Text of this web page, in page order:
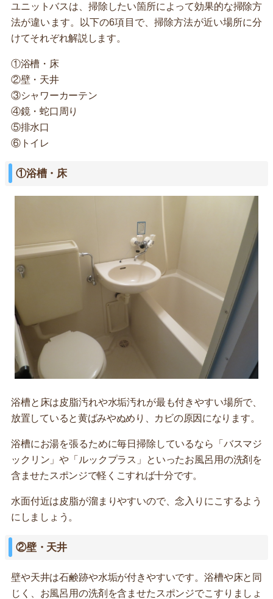
ユニットバスは、掃除したい箇所によって効果的な掃除方
法が違います。以下の6項目で、掃除方法が近い場所に分
けてそれぞれ解説します。
①浴槽・床
②壁・天井
③シャワーカーテン
④鏡・蛇口周り
⑤排水口
⑥トイレ
①浴槽・床
浴槽と床は皮脂汚れや水垢汚れが最も付きやすい場所で、
放置していると黄ばみやぬめり、カビの原因になります。
浴槽にお湯を張るために毎日掃除しているなら「バスマジ
ックリン」や「ルックプラス」といったお風呂用の洗剤を
含ませたスポンジで軽くこすれば十分です。
水面付近は皮脂が溜まりやすいので、念入りにこするよう
にしましょう。
②壁・天井
壁や天井は石鹸跡や水垢が付きやすいです。浴槽や床と同
じく、お風呂用の洗剤を含ませたスポンジでこすりましょ